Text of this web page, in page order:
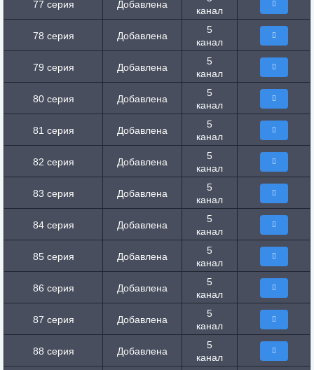
77 серия Добавлена
канал
78 серия Добавлена
5
канал
79 серия Добавлена
5
канал
80 серия Добавлена
5
канал
81 серия Добавлена
5
канал
82 серия Добавлена
5
канал
83 серия Добавлена
5
канал
84 серия Добавлена
5
канал
85 серия Добавлена
5
канал
86 серия Добавлена
5
канал
87 серия Добавлена
5
канал
88 серия Добавлена
5
канал